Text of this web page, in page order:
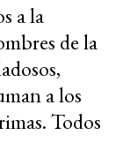
a la
de la
a los
Todos